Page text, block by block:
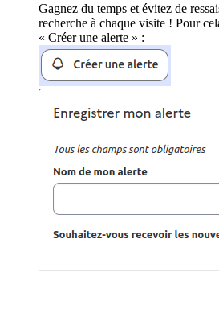
Gagnez du temps et évitez de
recherche à chaque visite ! Pour
« Créer une alerte » :